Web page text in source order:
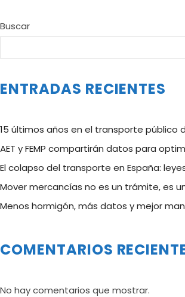
Buscar
ENTRADAS RECIENTES
15 últimos años en el transporte público
AET y FEMP compartirán datos para
El colapso del transporte en España:
Mover mercancías no es un trámite, es
Menos hormigón, más datos y mejor
COMENTARIOS
No hay comentarios que mostrar.